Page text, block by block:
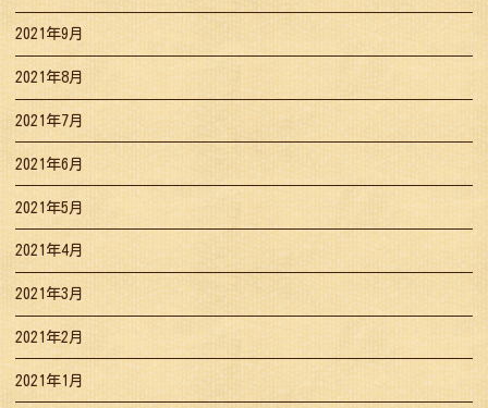
2021年9月
2021年8月
2021年7月
2021年6月
2021年5月
2021年4月
2021年3月
2021年2月
2021年1月